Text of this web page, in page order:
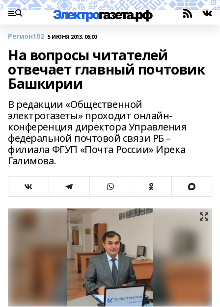
Регион102 5 ИЮНЯ 2013, 06:00
На вопросы читателей
отвечает главный почтовик
Башкирии
В редакции «Общественной
электрогазеты» проходит онлайн-
конференция директора Управления
федеральной почтовой связи РБ –
филиала ФГУП «Почта России» Ирека
Галимова.